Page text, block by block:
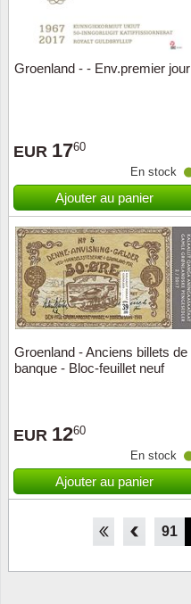
Groenland - - Env.premier jour
EUR 1760
En stock
Ajouter au panier
Groenland - Anciens billets de
banque - Bloc-feuillet neuf
EUR 1260
En stock
Ajouter au panier
89 90 91